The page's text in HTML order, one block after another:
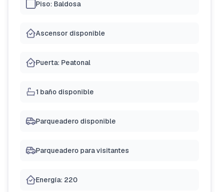
Piso: Baldosa
Ascensor disponible
Puerta: Peatonal
1 baño disponible
Parqueadero disponible
Parqueadero para visitantes
Energía: 220